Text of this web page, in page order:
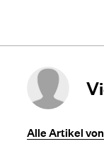
Alle Artikel